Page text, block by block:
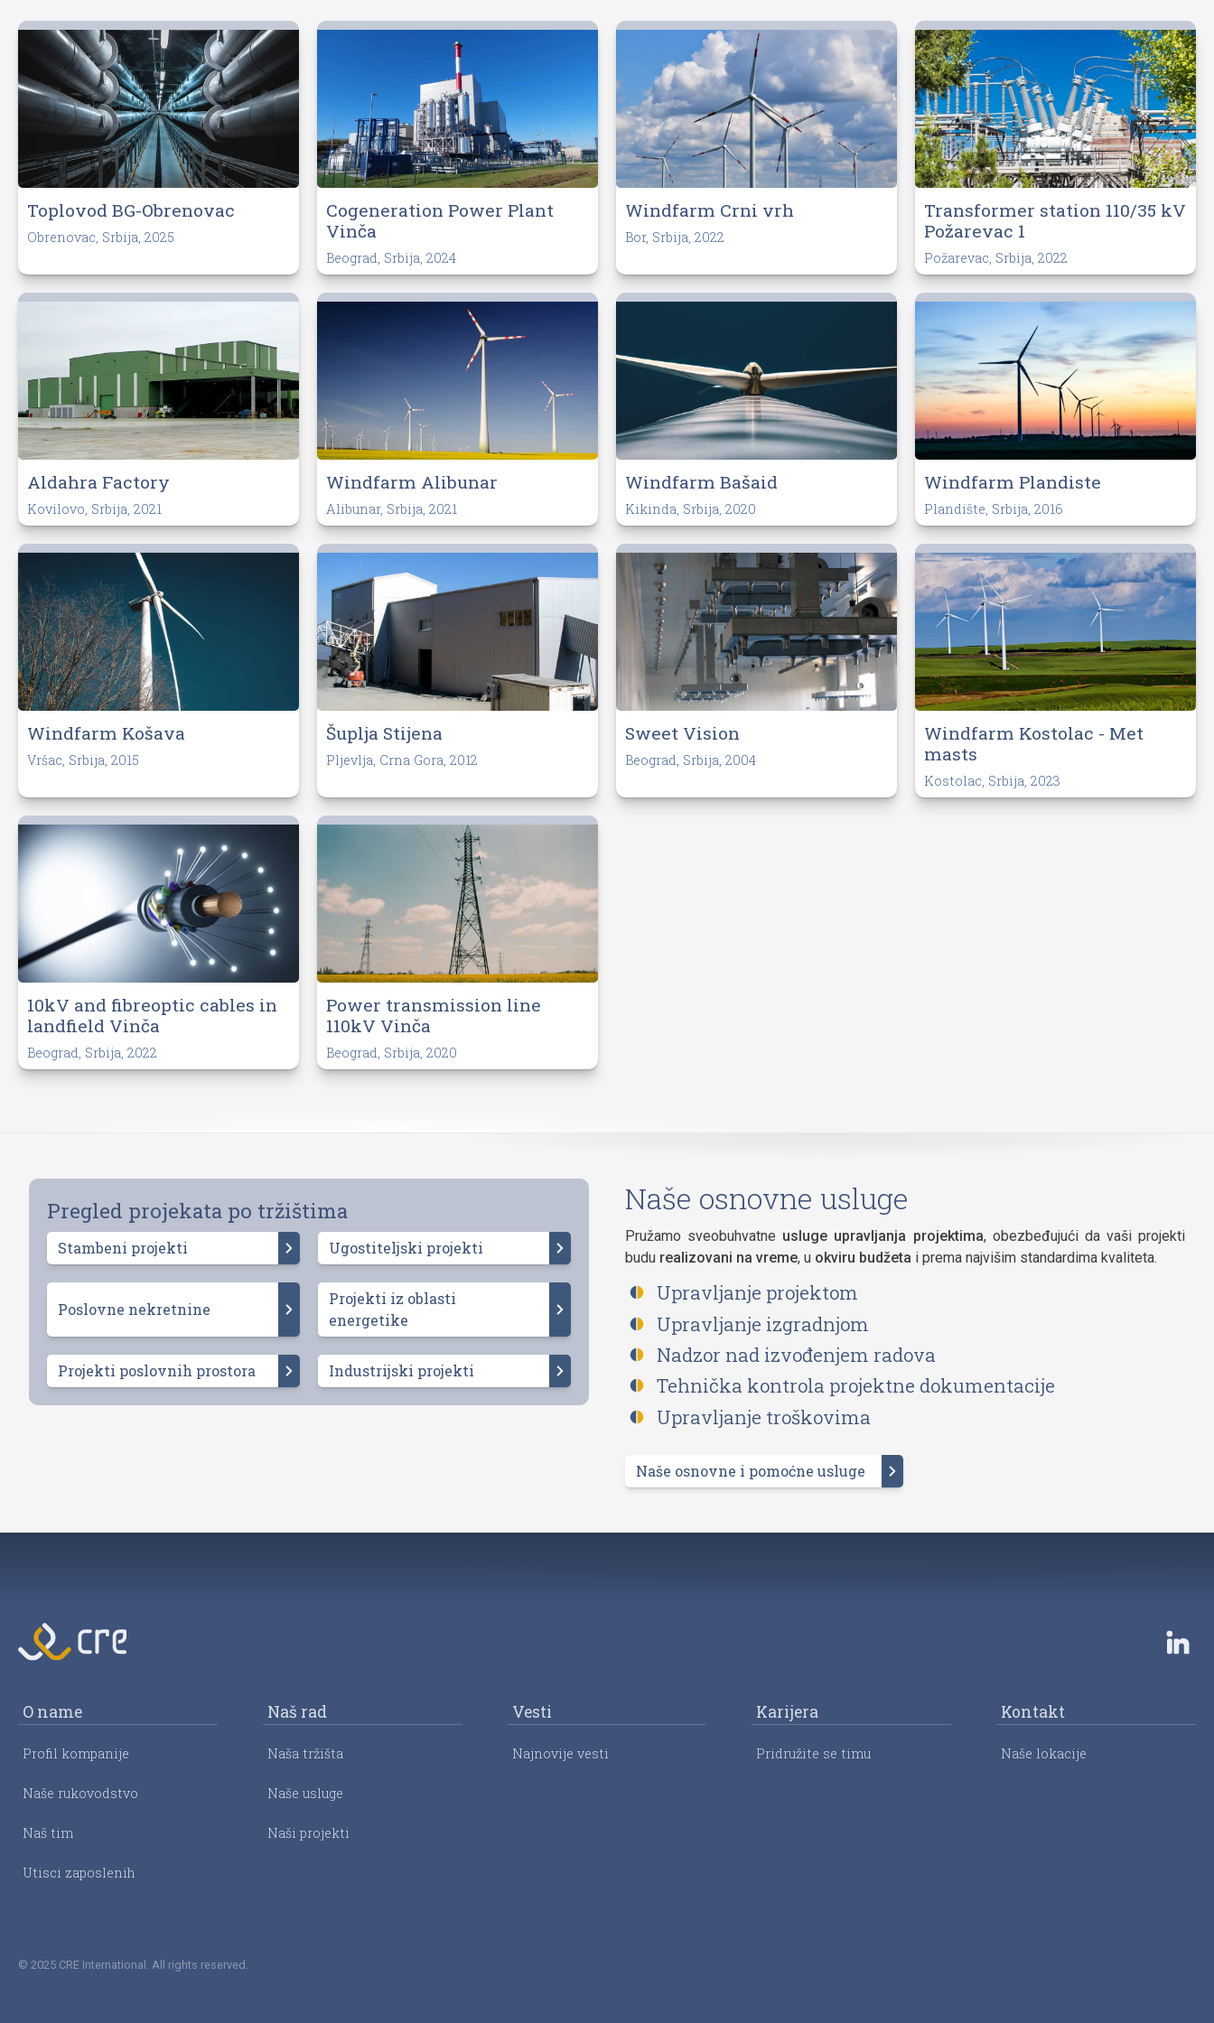
Toplovod BG-Obrenovac
Obrenovac, Srbija, 2025
Cogeneration Power Plant
Vinča
Beograd, Srbija, 2024
Windfarm Crni vrh
Bor, Srbija, 2022
Transformer station 110/35 kV
Požarevac 1
Požarevac, Srbija, 2022
Aldahra Factory
Kovilovo, Srbija, 2021
Windfarm Alibunar
Alibunar, Srbija, 2021
Windfarm Bašaid
Kikinda, Srbija, 2020
Windfarm Plandiste
Plandište, Srbija, 2016
Windfarm Košava
Vršac, Srbija, 2015
Šuplja Stijena
Pljevlja, Crna Gora, 2012
Sweet Vision
Beograd, Srbija, 2004
Windfarm Kostolac - Met
masts
Kostolac, Srbija, 2023
10kV and fibreoptic cables in
landfield Vinča
Beograd, Srbija, 2022
Power transmission line
110kV Vinča
Beograd, Srbija, 2020
Pregled projekata po tržištima
Stambeni projekti Ugostiteljski projekti
Poslovne nekretnine
Projekti iz oblasti
energetike
Projekti poslovnih prostora Industrijski projekti
Naše osnovne usluge
Pružamo sveobuhvatne usluge upravljanja projektima, obezbeđujući da vaši projekti
budu realizovani na vreme, u okviru budžeta i prema najvišim standardima kvaliteta.
Upravljanje projektom
Upravljanje izgradnjom
Nadzor nad izvođenjem radova
Tehnička kontrola projektne dokumentacije
Upravljanje troškovima
Naše osnovne i pomoćne usluge
O name
Profil kompanije
Naše rukovodstvo
Naš tim
Utisci zaposlenih
Naš rad
Naša tržišta
Naše usluge
Naši projekti
Vesti
Najnovije vesti
Karijera
Pridružite se timu
Kontakt
Naše lokacije
© 2025 CRE International. All rights reserved.